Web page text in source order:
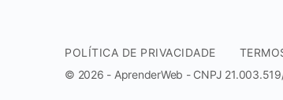
POLÍTICA DE PRIVACIDADE
© 2026 - AprenderWeb - CNPJ